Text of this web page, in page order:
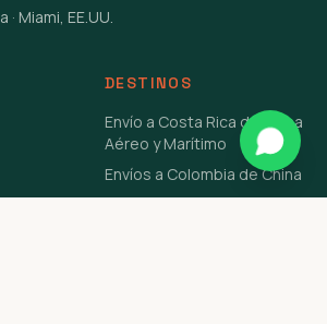
Miami, EE.UU.
DESTINOS
Envío a Costa Rica de China
Aéreo y Marítimo
Envíos a Colombia de China